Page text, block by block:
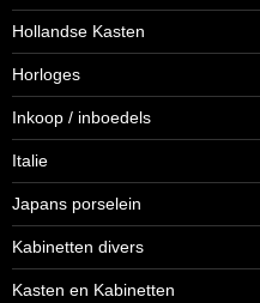
Hollandse Kasten
Horloges
Inkoop / inboedels
Italie
Japans porselein
Kabinetten divers
Kasten en Kabinetten